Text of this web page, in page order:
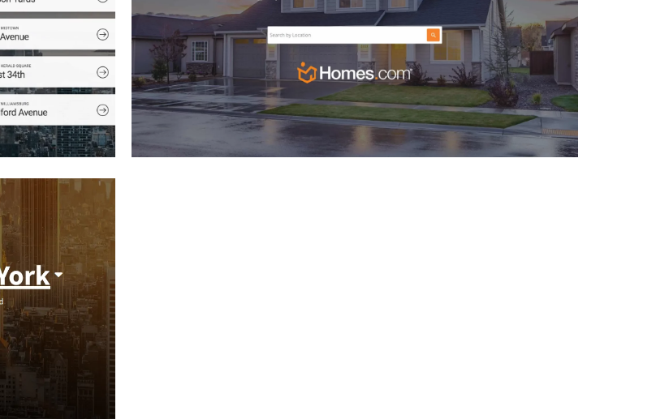
Inmobiliaria
Calidad de datos Predicción